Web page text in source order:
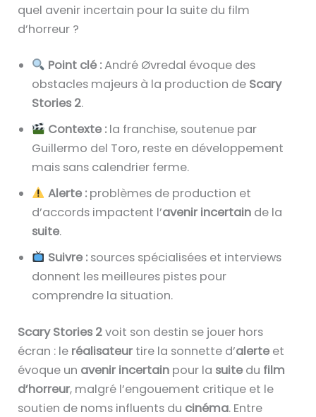
quel avenir incertain pour la suite du film
d’horreur ?
Point clé :André Øvredal évoque des
obstacles majeurs à la production de Scary
Stories 2.
Contexte :la franchise, soutenue par
Guillermo del Toro, reste en développement
mais sans calendrier ferme.
Alerte :problèmes de production et
d’accords impactent l’avenir incertain de la
suite.
Suivre :sources spécialisées et interviews
donnent les meilleures pistes pour
comprendre la situation.
Scary Stories 2voit son destin se jouer hors
écran : le réalisateur tire la sonnette d’alerte et
évoque un avenir incertain pour la suite du film
d’horreur, malgré l’engouement critique et le
soutien de noms influents du cinéma. Entre